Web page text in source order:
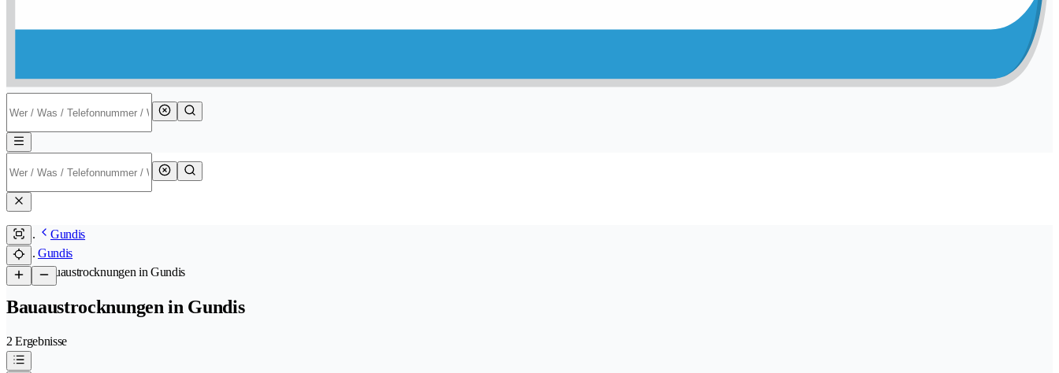
Gundis
Gundis
/Bauaustrocknungen in Gundis
Bauaustrocknungen in Gundis
2 Ergebnisse